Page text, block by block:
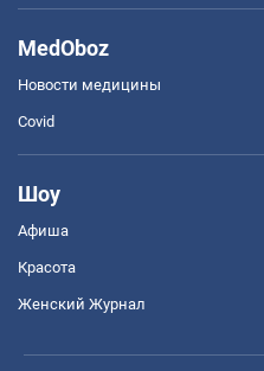
MedOboz
Новости медицины
Covid
Шоу
Афиша
Красота
Женский Журнал